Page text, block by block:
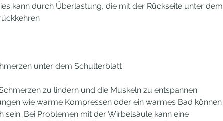
kann durch Überlastung, die mit der Rückseite unter dem
unter dem Schulterblatt
zu lindern und die Muskeln zu entspannen.
wie warme Kompressen oder ein warmes Bad können
sein. Bei Problemen mit der Wirbelsäule kann eine